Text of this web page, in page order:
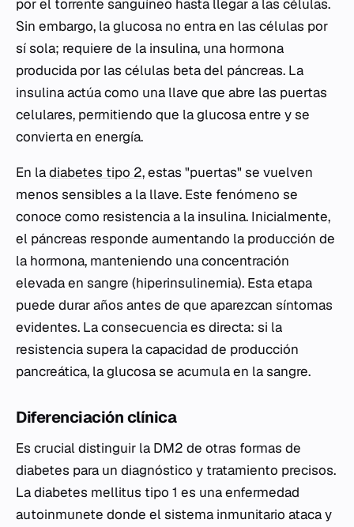
por el torrente sanguíneo hasta llegar a las células.
Sin embargo, la glucosa no entra en las células por
sí sola; requiere de la insulina, una hormona
producida por las células beta del páncreas. La
insulina actúa como una llave que abre las puertas
celulares, permitiendo que la glucosa entre y se
convierta en energía.
En ladiabetes tipo 2, estas "puertas" se vuelven
menos sensibles a la llave. Este fenómeno se
conoce como resistencia a la insulina. Inicialmente,
el páncreas responde aumentando la producción de
la hormona, manteniendo una concentración
elevada en sangre (hiperinsulinemia). Esta etapa
puede durar años antes de que aparezcan síntomas
evidentes. La consecuencia es directa: si la
resistencia supera la capacidad de producción
pancreática, la glucosa se acumula en la sangre.
Diferenciación clínica
Es crucial distinguir la DM2 de otras formas de
diabetes para un diagnóstico y tratamiento precisos.
La diabetes mellitus tipo 1 es una enfermedad
autoinmunete donde el sistema inmunitario ataca y